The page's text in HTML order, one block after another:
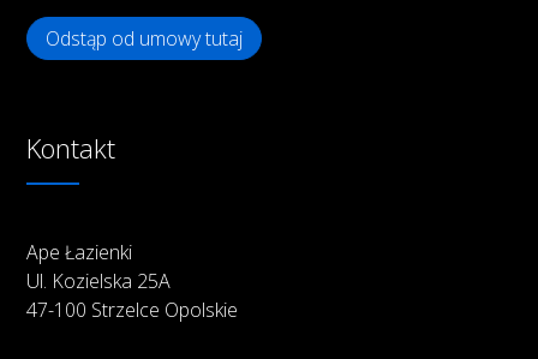
Odstąp od umowy tutaj
Kontakt
Ape Łazienki
Ul. Kozielska 25A
47-100 Strzelce Opolskie